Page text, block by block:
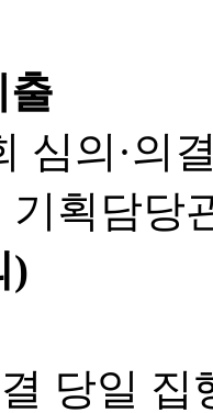
출
심의·의
획담당
)
당일 집